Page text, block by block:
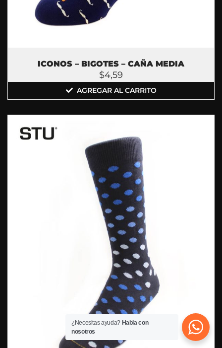
ICONOS – BIGOTES – CAÑA MEDIA
$4,59
AGREGAR AL CARRITO
¿Necesitas ayuda? Habla con
nosotros